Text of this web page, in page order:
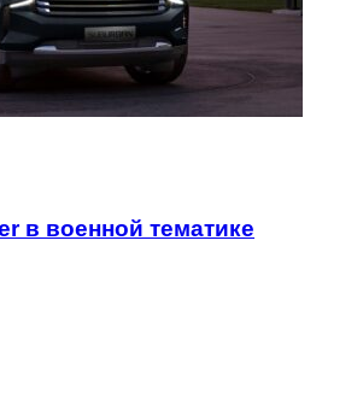
в военной тематике